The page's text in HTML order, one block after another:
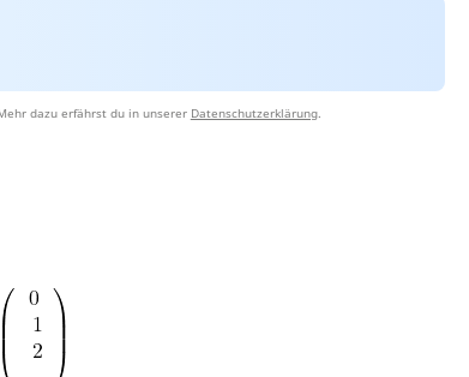
dazu erfährst du in unserer Datenschutzerklärung.